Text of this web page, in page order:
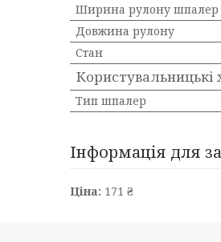
Ширина рулону шпалер
Довжина рулону
Стан
Користувальницькі
Тип шпалер
Інформація для
Ціна: 171 ₴